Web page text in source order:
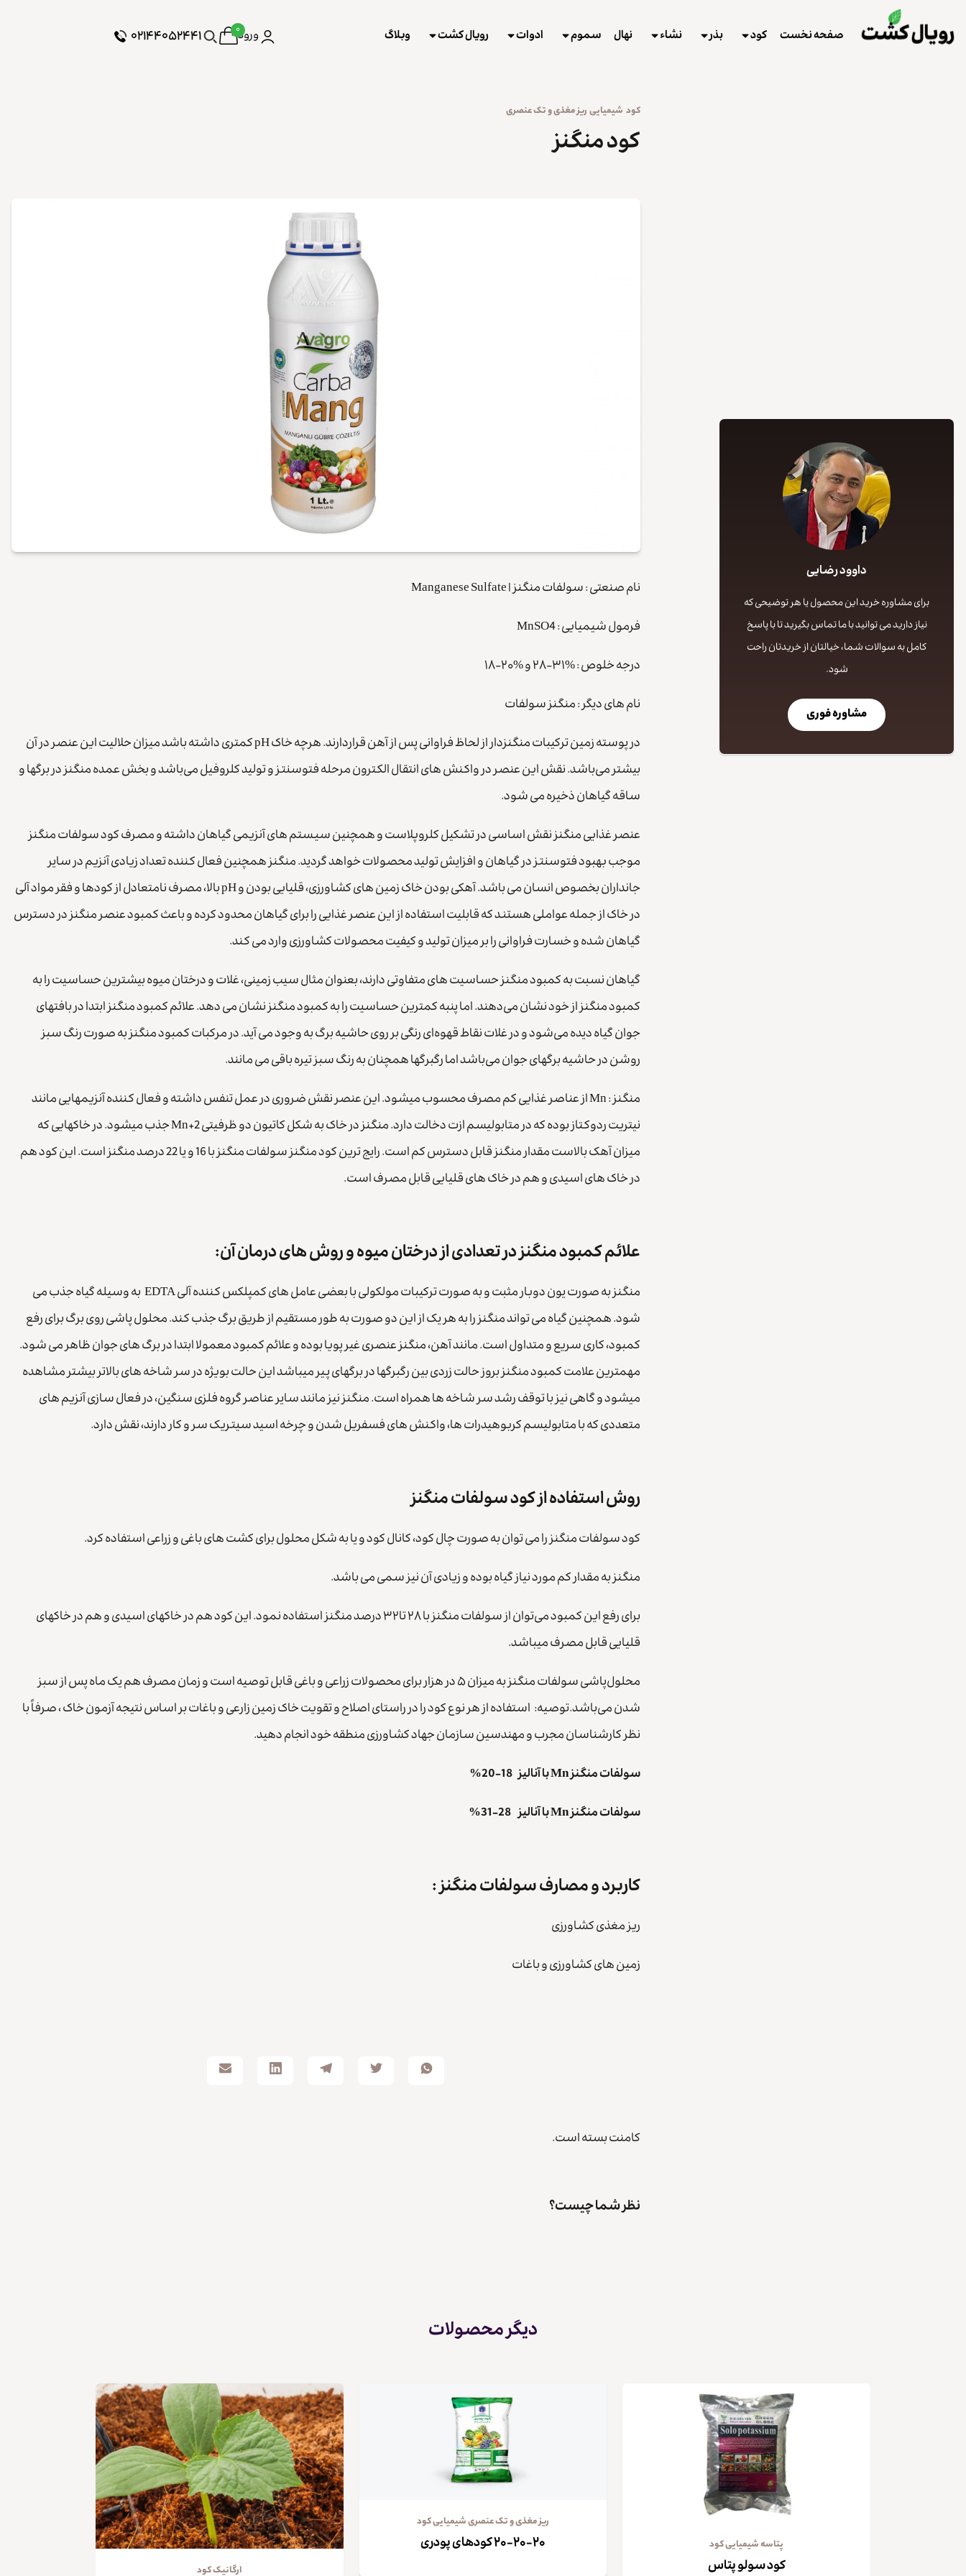
صفحه نخست کود بذر نشاء نهال سموم ادوات رویال کشت وبلاگ ورود۰ ۰۲۱۴۴۰۵۲۴۴۱
داوود رضایی
برای مشاوره خرید این محصول یا هر توضیحی که
نیاز دارید می توانید با ما تماس بگیرید تا با پاسخ
کامل به سوالات شما، خیالتان از خریدتان راحت
شود.
مشاوره فوری
کود شیمیایی ریز مغذی و تک عنصری
کود منگنز
نام صنعتی : سولفات منگنز | Manganese Sulfate
فرمول شیمیایی : MnSO4
درجه خلوص : %۳۱-۲۸ و %۲۰-۱۸
نام های دیگر : منگنز سولفات
در پوسته زمین ترکیبات منگنزدار از لحاظ فراوانی پس از آهن قراردارند. هرچه خاک pH کمتری داشته باشد میزان حلالیت این عنصر در آن
بیشتر می‌باشد. نقش این عنصر در واکنش های انتقال الکترون مرحله فتوسنتز و تولید کلروفیل می‌باشد و بخش عمده منگنز در برگها و
ساقه گیاهان ذخیره می شود.
عنصر غذایی منگنز نقش اساسی در تشکیل کلروپلاست و همچنین سیستم های آنزیمی گیاهان داشته و مصرف کود سولفات منگنز
موجب بهبود فتوسنتز در گیاهان و افزایش تولید محصولات خواهد گردید. منگنز همچنین فعال کننده تعداد زیادی آنزیم در سایر
جانداران بخصوص انسان می باشد. آهکی بودن خاک زمین های کشاورزی، قلیایی بودن و pH بالا، مصرف نامتعادل از کودها و فقر مواد آلی
در خاک از جمله عواملی هستند که قابلیت استفاده از این عنصر غذایی را برای گیاهان محدود کرده و باعث کمبود عنصر منگنز در دسترس
گیاهان شده و خسارت فراوانی را بر میزان تولید و کیفیت محصولات کشاورزی وارد می کند.
گیاهان نسبت به کمبود منگنز حساسیت های متفاوتی دارند، بعنوان مثال سیب زمینی، غلات و درختان میوه بیشترین حساسیت را به
کمبود منگنز از خود نشان می‌دهند. اما پنبه کمترین حساسیت را به کمبود منگنز نشان می دهد. علائم کمبود منگنز ابتدا در بافتهای
جوان گیاه دیده می‌شود و در غلات نقاط قهوه‌ای رنگی بر روی حاشیه برگ به وجود می آید. در مرکبات کمبود منگنز به صورت رنگ سبز
روشن در حاشیه برگهای جوان می‌باشد اما رگبرگها همچنان به رنگ سبز تیره باقی می مانند.
منگنز : Mn از عناصر غذایی کم مصرف محسوب میشود. این عنصر نقش ضروری در عمل تنفس داشته و فعال کننده آنزیمهایی مانند
نیتریت ردوکتاز بوده که در متابولیسم ازت دخالت دارد. منگنز در خاک به شکل کاتیون دو ظرفیتی Mn+2 جذب میشود. در خاکهایی که
میزان آهک بالاست مقدار منگنز قابل دسترس کم است. رایج ترین کود منگنز سولفات منگنز با 16 و یا 22 درصد منگنز است. این کود هم
در خاک های اسیدی و هم در خاک های قلیایی قابل مصرف است.
علائم کمبود منگنز در تعدادی از درختان میوه و روش های درمان آن:
منگنز به صورت یون دوبار مثبت و به صورت ترکیبات مولکولی با بعضی عامل های کمپلکس کننده آلی EDTA به وسیله گیاه جذب می
شود. همچنین گیاه می تواند منگنز را به هر یک از این دو صورت به طور مستقیم از طریق برگ جذب کند. محلول پاشی روی برگ برای رفع
کمبود، کاری سریع و متداول است. مانند آهن، منگنز عنصری غیر پویا بوده و علائم کمبود معمولا ابتدا در برگ های جوان ظاهر می شود.
مهمترین علامت کمبود منگنز بروز حالت زردی بین رگبرگها در برگهای پیر میباشد این حالت بویژه در سر شاخه های بالاتر بیشتر مشاهده
میشود و گاهی نیز با توقف رشد سر شاخه ها همراه است. منگنز نیز مانند سایر عناصر گروه فلزی سنگین، در فعال سازی آنزیم های
متعددی که با متابولیسم کربوهیدرات ها، واکنش های فسفریل شدن و چرخه اسید سیتریک سر و کار دارند، نقش دارد.
روش استفاده از کود سولفات منگنز
کود سولفات منگنز را می توان به صورت چال کود، کانال کود و یا به شکل محلول برای کشت های باغی و زراعی استفاده کرد.
منگنز به مقدار کم مورد نیاز گیاه بوده و زیادی آن نیز سمی می باشد.
برای رفع این کمبود می‌توان از سولفات منگنز با ۲۸ تا۳۲ درصد منگنز استفاده نمود. این کود هم در خاکهای اسیدی و هم در خاکهای
قلیایی قابل مصرف میباشد.
محلول‌پاشی سولفات منگنز به میزان ۵ در هزار برای محصولات زراعی و باغی قابل توصیه است و زمان مصرف هم یک ماه پس از سبز
شدن می‌باشد.توصیه: استفاده از هر نوع کود را در راستای اصلاح و تقویت خاک زمین زارعی و باغات بر اساس نتیجه آزمون خاک ، صرفاً با
نظر کارشناسان مجرب و مهندسین سازمان جهاد کشاورزی منطقه خود انجام دهید.
سولفات منگنز Mn با آنالیز 18-20%
سولفات منگنز Mn با آنالیز 28-31%
کاربرد و مصارف سولفات منگنز :
ریز مغذی کشاورزی
زمین های کشاورزی و باغات
کامنت بسته است.
نظر شما چیست؟
دیگر محصولات
پتاسه شیمیایی کود
کود سولو پتاس
ریز مغذی و تک عنصری شیمیایی کود
۲۰-۲۰-۲۰ کودهای پودری
ارگانیک کود
کپی لینک